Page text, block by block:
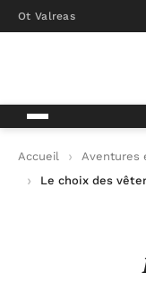
Ot Valreas
Accueil
Aventures
Le choix des